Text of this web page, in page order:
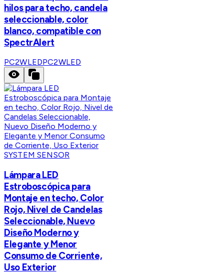
hilos para techo, candela
seleccionable, color
blanco, compatible con
SpectrAlert
PC2WLEDPC2WLED
SYSTEM SENSOR
Lámpara LED
Estroboscópica para
Montaje en techo, Color
Rojo, Nivel de Candelas
Seleccionable, Nuevo
Diseño Moderno y
Elegante y Menor
Consumo de Corriente,
Uso Exterior